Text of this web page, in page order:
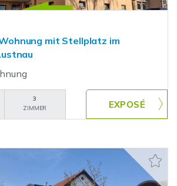
Wohnung mit Stellplatz im
3
ZIMMER